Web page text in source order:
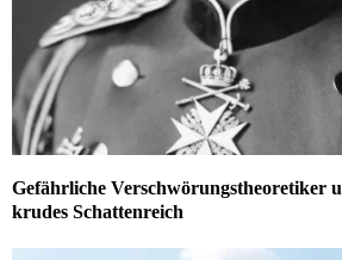
Gefährliche Verschwörungstheoretiker
krudes Schattenreich